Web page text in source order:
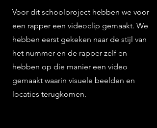
Voor dit schoolproject hebben we voor
een rapper een videoclip gemaakt. We
hebben eerst gekeken naar de stijl van
het nummer en de rapper zelf en
hebben op die manier een video
gemaakt waarin visuele beelden en
locaties terugkomen.